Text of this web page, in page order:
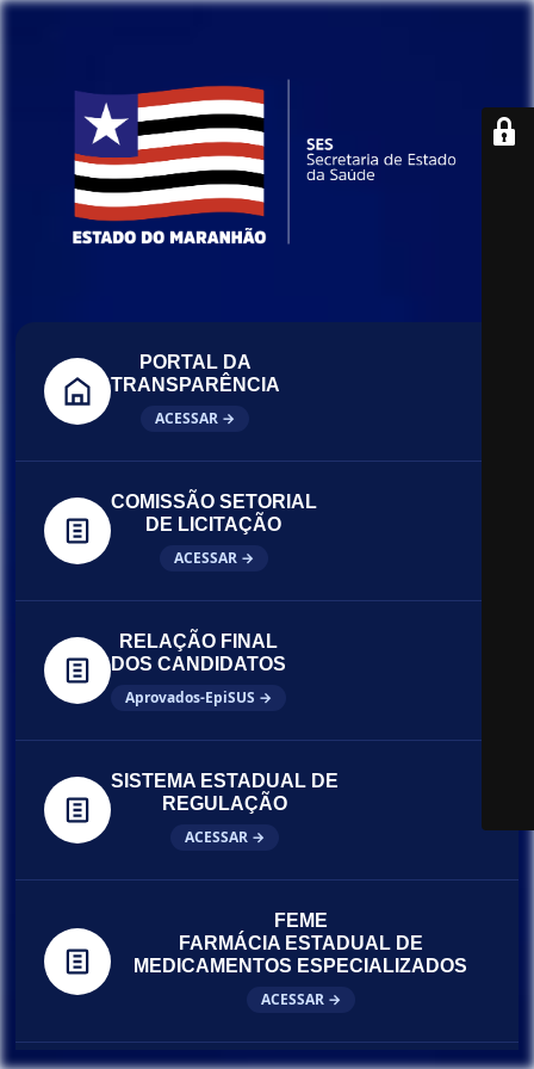
PORTAL DA
TRANSPARÊNCIA
ACESSAR →
COMISSÃO SETORIAL
DE LICITAÇÃO
ACESSAR →
RELAÇÃO FINAL
DOS CANDIDATOS
Aprovados-EpiSUS →
SISTEMA ESTADUAL DE
REGULAÇÃO
ACESSAR →
FEME
FARMÁCIA ESTADUAL DE
MEDICAMENTOS ESPECIALIZADOS
ACESSAR →